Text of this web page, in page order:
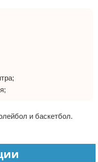
и баскетбол.